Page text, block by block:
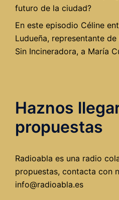
futuro de la ciudad?
En este episodio Céline
Ludueña, representante
Sin Incineradora, a María
Haznos
propuestas
Radioabla es una radio
propuestas, contacta con
info@radioabla.es